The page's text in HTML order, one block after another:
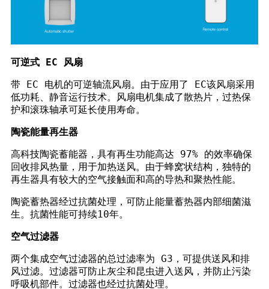
可逆式 EC 风扇
带 EC 电机的可逆轴流风扇。由于应用了 EC该风扇采用
低功耗、静音运行技术。风扇电机集成了散热片， 过热保
护和滚珠轴承可延长使用寿命。
陶瓷能量再生器
高科技陶瓷蓄能器，具有再生功能高达 97% 的效率确保
回收排风热量，用于加热送风。由于蜂窝状结构， 独特的
再生器具有较大的空气接触面和高的导热和聚热性能。
陶瓷蓄热器经过抗菌处理，可防止能量蓄热器内部细菌滋
生。抗菌性能可持续10年。
空气过滤器
两个集成空气过滤器的总过滤率为 G3，可提供送风和排
风过滤。过滤器可防止灰尘和昆虫进入送风，并防止污染
呼吸机部件。过滤器也经过抗菌处理。